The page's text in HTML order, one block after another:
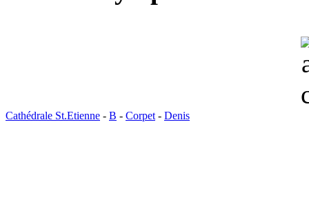
Cathédrale St.Etienne - B - Corpet - Denis